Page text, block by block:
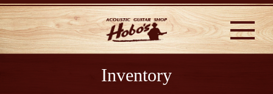
Inventory